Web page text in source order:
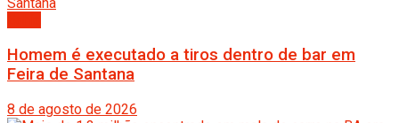
Homem é executado a tiros dentro de bar em
Feira de Santana
8 de agosto de 2026